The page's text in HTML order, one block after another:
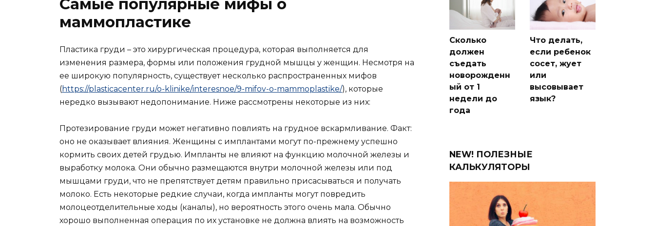
Самые популярные мифы о
маммопластике
Пластика груди – это хирургическая процедура, которая выполняется для
изменения размера, формы или положения грудной мышцы у женщин. Несмотря на
ее широкую популярность, существует несколько распространенных мифов
(https://plasticacenter.ru/o-klinike/interesnoe/9-mifov-o-mammoplastike/), которые
нередко вызывают недопонимание. Ниже рассмотрены некоторые из них:
Протезирование груди может негативно повлиять на грудное вскармливание. Факт:
оно не оказывает влияния. Женщины с имплантами могут по-прежнему успешно
кормить своих детей грудью. Импланты не влияют на функцию молочной железы и
выработку молока. Они обычно размещаются внутри молочной железы или под
мышцами груди, что не препятствует детям правильно присасываться и получать
молоко. Есть некоторые редкие случаи, когда импланты могут повредить
молоцеотделительные ходы (каналы), но вероятность этого очень мала. Обычно
хорошо выполненная операция по их установке не должна влиять на возможность
Сколько
должен
съедать
новорожденн
ый от 1
недели до
года
Что делать,
если ребенок
сосет, жует
или
высовывает
язык?
NEW! ПОЛЕЗНЫЕ
КАЛЬКУЛЯТОРЫ